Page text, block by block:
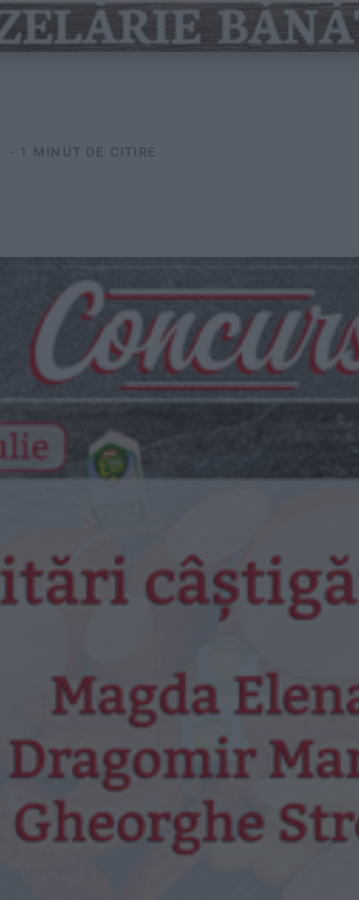
1 MINUT DE CITIRE